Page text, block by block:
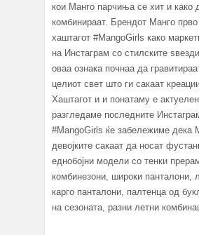
кои Манго парчиња се хит и како
комбинираат. Брендот Манго
хаштагот #MangoGirls како
на Инстаграм со стилските
оваа ознака почнаа да
целиот свет што ги сакаат
Хаштагот и и понатаму е
разгледаме последните
#MangoGirls ќе забележиме дека
девојките сакаат да носат
еднобојни модели со тенки
комбинезони, широки панталони,
карго панталони, палтенца од
на сезоната, разни летни